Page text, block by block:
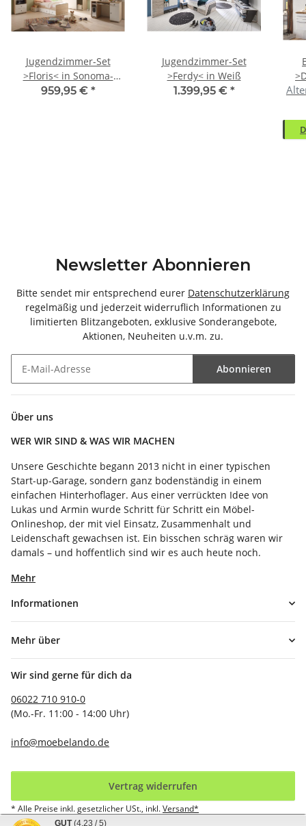
Jugendzimmer-Set
>Floris< in Sonoma-
Eiche
959,95 € *
Jugendzimmer-Set
>Ferdy< in Weiß
1.399,95 € *
Newsletter Abonnieren
Bitte sendet mir entsprechend eurer Datenschutzerklärung
regelmäßig und jederzeit widerruflich Informationen zu
limitierten Blitzangeboten, exklusive Sonderangebote,
Aktionen, Neuheiten u.v.m. zu.
Abonnieren
Über uns
WER WIR SIND & WAS WIR MACHEN
Unsere Geschichte begann 2013 nicht in einer typischen
Start-up-Garage, sondern ganz bodenständig in einem
einfachen Hinterhoflager. Aus einer verrückten Idee von
Lukas und Armin wurde Schritt für Schritt ein Möbel-
Onlineshop, der mit viel Einsatz, Zusammenhalt und
Leidenschaft gewachsen ist. Ein bisschen schräg waren wir
damals – und hoffentlich sind wir es auch heute noch.
Mehr
Informationen
Mehr über
Wir sind gerne für dich da
06022 710 910-0
(Mo.-Fr. 11:00 - 14:00 Uhr)
info@moebelando.de
Vertrag widerrufen
* Alle Preise inkl. gesetzlicher USt., inkl.Versand*
GUT (4.23 / 5)